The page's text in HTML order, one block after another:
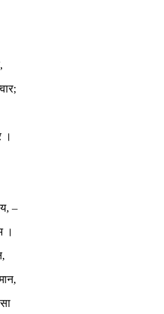
।
–
।